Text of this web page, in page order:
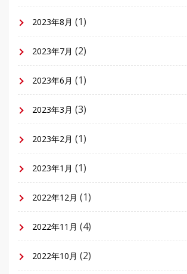
2023年8月 (1)
2023年7月 (2)
2023年6月 (1)
2023年3月 (3)
2023年2月 (1)
2023年1月 (1)
2022年12月 (1)
2022年11月 (4)
2022年10月 (2)